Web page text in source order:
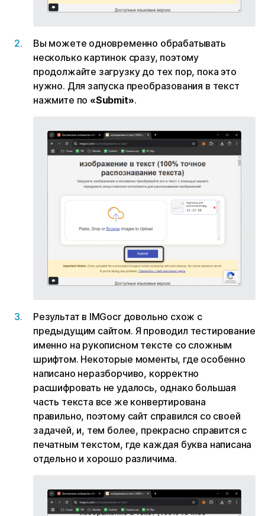
Вы можете одновременно обрабатывать
несколько картинок сразу, поэтому
продолжайте загрузку до тех пор, пока это
нужно. Для запуска преобразования в текст
нажмите по «Submit».
Результат в IMGocr довольно схож с
предыдущим сайтом. Я проводил тестирование
именно на рукописном тексте со сложным
шрифтом. Некоторые моменты, где особенно
написано неразборчиво, корректно
расшифровать не удалось, однако большая
часть текста все же конвертирована
правильно, поэтому сайт справился со своей
задачей, и, тем более, прекрасно справится с
печатным текстом, где каждая буква написана
отдельно и хорошо различима.